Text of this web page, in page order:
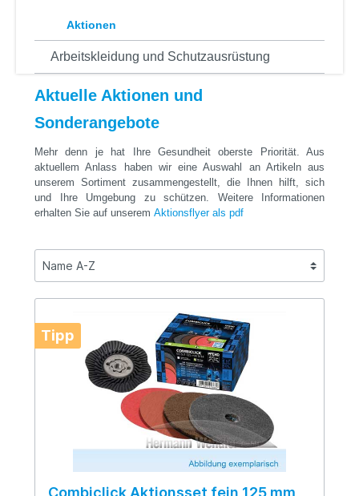
Aktionen
Arbeitskleidung und Schutzausrüstung
Aktuelle Aktionen und
Sonderangebote
Mehr denn je hat Ihre Gesundheit oberste Priorität. Aus
aktuellem Anlass haben wir eine Auswahl an Artikeln aus
unserem Sortiment zusammengestellt, die Ihnen hilft, sich
und Ihre Umgebung zu schützen. Weitere Informationen
erhalten Sie auf unserem Aktionsflyer als pdf
Tipp
Combiclick Aktionsset fein 125 mm